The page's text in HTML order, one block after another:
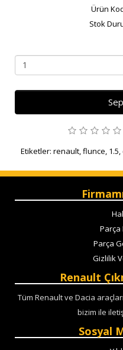
Ürün
Stok
Etiketler: renault,flunce, 1.5,
Parça
Parça
Gizlilik
Renault
Tüm Renault ve Dacia
bizim ile
Sosyal